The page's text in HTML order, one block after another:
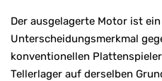
Der ausgelagerte Motor ist
Unterscheidungsmerkmal
konventionellen
Tellerlager auf derselben